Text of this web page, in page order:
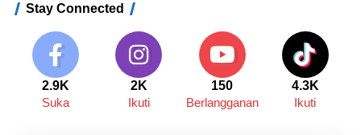
Stay Connected
2.9K
Suka
2K
Ikuti
150
Berlangganan
4.3K
Ikuti